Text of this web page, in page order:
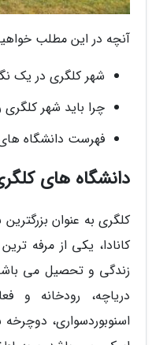
آنچه در این مطلب
شهر کلگری در یک
چرا باید شهر کلگری
فهرست دانشگاه
دانشگاه های
کلگری به عنوان
کانادا، یکی از مرفه
زندگی و تحصیل می
دریاچه، رودخانه و
اسنوبوردسواری،